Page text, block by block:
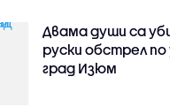
Двама души са
руски обстрeл по
град Изюм